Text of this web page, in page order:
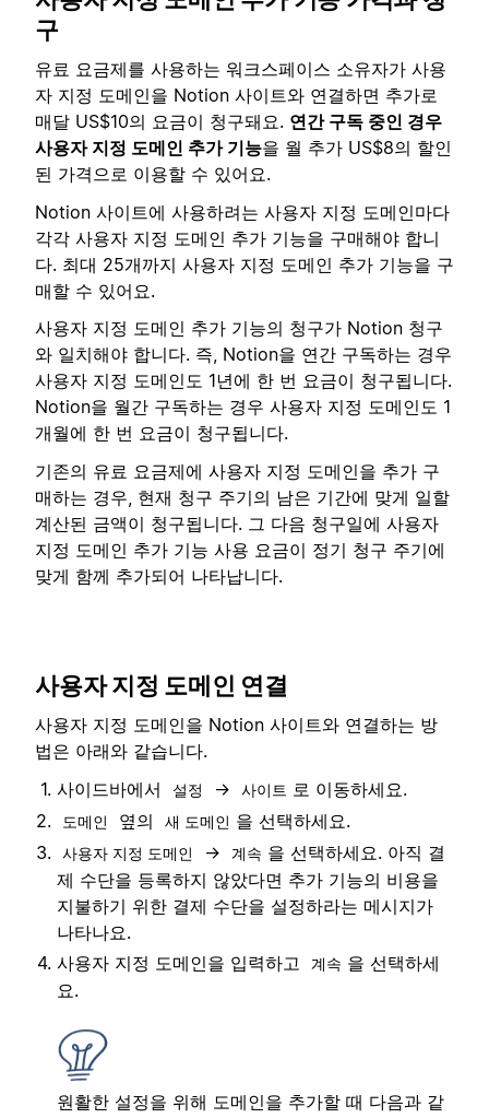
구
유료 요금제를 사용하는 워크스페이스 소유자가 사용
자 지정 도메인을 Notion 사이트와 연결하면 추가로
매달 US$10의 요금이 청구돼요. 연간 구독 중인 경우
사용자 지정 도메인 추가 기능을 월 추가 US$8의 할인
된 가격으로 이용할 수 있어요.
Notion 사이트에 사용하려는 사용자 지정 도메인마다
각각 사용자 지정 도메인 추가 기능을 구매해야 합니
다. 최대 25개까지 사용자 지정 도메인 추가 기능을 구
매할 수 있어요.
사용자 지정 도메인 추가 기능의 청구가 Notion 청구
와 일치해야 합니다. 즉, Notion을 연간 구독하는 경우
사용자 지정 도메인도 1년에 한 번 요금이 청구됩니다.
Notion을 월간 구독하는 경우 사용자 지정 도메인도 1
개월에 한 번 요금이 청구됩니다.
기존의 유료 요금제에 사용자 지정 도메인을 추가 구
매하는 경우, 현재 청구 주기의 남은 기간에 맞게 일할
계산된 금액이 청구됩니다. 그 다음 청구일에 사용자
지정 도메인 추가 기능 사용 요금이 정기 청구 주기에
맞게 함께 추가되어 나타납니다.
사용자 지정 도메인 연결
사용자 지정 도메인을 Notion 사이트와 연결하는 방
법은 아래와 같습니다.
사이드바에서
설정 → 사이트 로 이동하세요.
도메인 옆의 새 도메인 을 선택하세요.
사용자 지정 도메인 → 계속 을 선택하세요. 아직 결
제 수단을 등록하지 않았다면 추가 기능의 비용을
지불하기 위한 결제 수단을 설정하라는 메시지가
나타나요.
사용자 지정 도메인을 입력하고
계속 을 선택하세
요.
원활한 설정을 위해 도메인을 추가할 때 다음과 같